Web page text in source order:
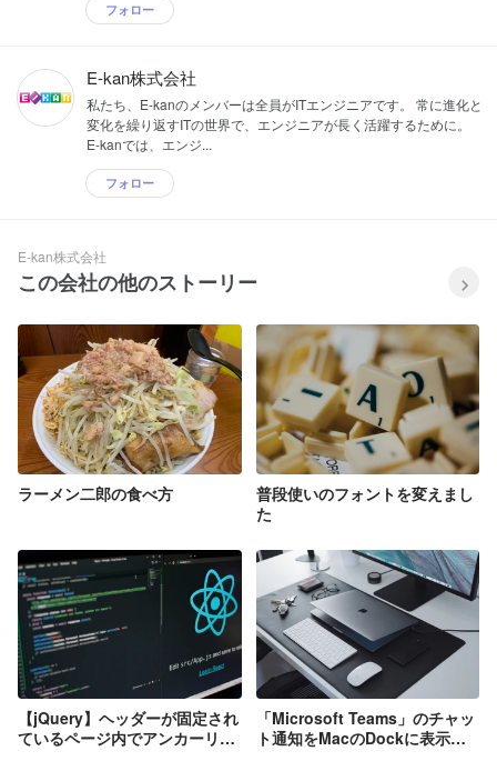
フォロー
E-kan株式会社
私たち、E-kanのメンバーは全員がITエンジニアです。 常に進化と
変化を繰り返すITの世界で、エンジニアが長く活躍するために。
E-kanでは、エンジ...
フォロー
E-kan株式会社
この会社の他のストーリー
ラーメン二郎の食べ方
普段使いのフォントを変えまし
た
【jQuery】ヘッダーが固定され
ているページ内でアンカーリン
「Microsoft Teams」のチャッ
ト通知をMacのDockに表示す